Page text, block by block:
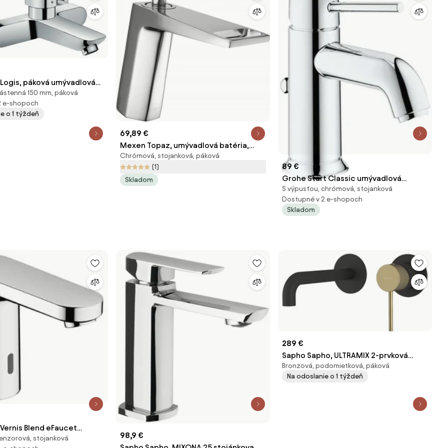
páková umývadlová
na stenu,
71225000
150 mm, páková
e-shopoch
o 1 týždeň
69,89 €
Mexen Topaz, umývadlová batéria,
chrómová,73900-00
Chrómová, stojanková, páková
(1)
Skladom
89 €
Grohe Start Classic umývadlová
batéria s výpusťou chróm 23782000
G23782000
S výpusťou, chrómová, stojanková
Dostupné v 2 e-shopoch
Skladom
Blend eFaucet
batéria chróm 71503000
stojanková
98,9 €
289 €
Sapho Sapho, ULTRAMIX 2-prvková
podomietková umývadlová batéria,
hubica 20cm, čierná mat/zlato mat,
Bronzová, podomietková, páková
Na odoslanie o 1 týždeň